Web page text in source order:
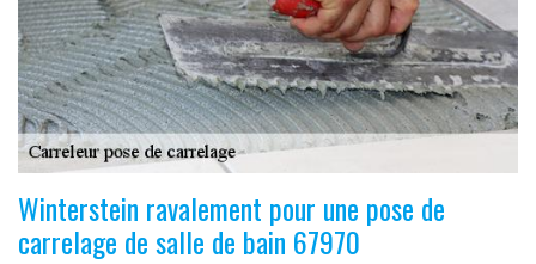
Winterstein ravalement pour une pose de
carrelage de salle de bain 67970